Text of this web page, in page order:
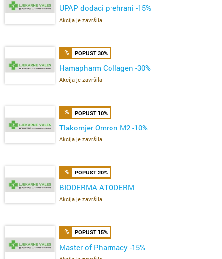
UPAP dodaci prehrani -15%
Akcija je završila
POPUST 30%
Hamapharm Collagen -30%
Akcija je završila
POPUST 10%
Tlakomjer Omron M2 -10%
Akcija je završila
POPUST 20%
BIODERMA ATODERM
Akcija je završila
POPUST 15%
Master of Pharmacy -15%